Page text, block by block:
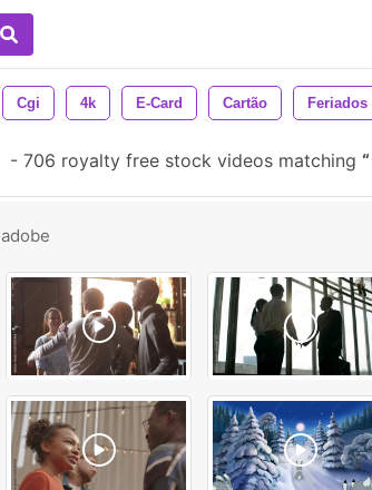
Cgi 4k E-Card Cartão Feriados
- 706 royalty free stock videos matching
adobe